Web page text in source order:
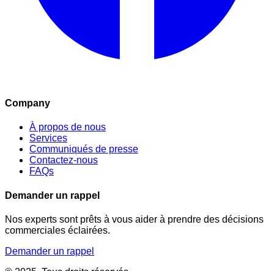
Company
À propos de nous
Services
Communiqués de presse
Contactez-nous
FAQs
Demander un rappel
Nos experts sont prêts à vous aider à prendre des décisions
commerciales éclairées.
Demander un rappel